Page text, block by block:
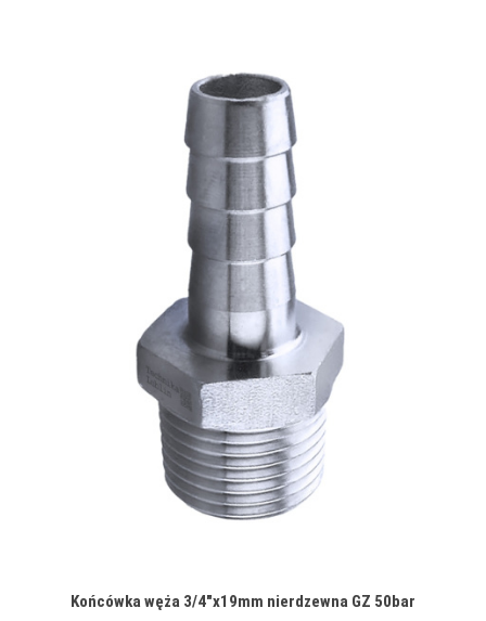
Końcówka węża 3/4"x19mm nierdzewna GZ 50bar